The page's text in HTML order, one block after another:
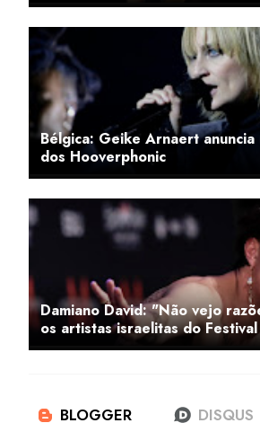
Bélgica: Geike Arnaert anuncia
dos Hooverphonic
Damiano David: "Não vejo
os artistas israelitas do